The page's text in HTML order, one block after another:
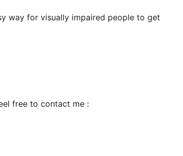
way for visually impaired people to get
free to contact me :